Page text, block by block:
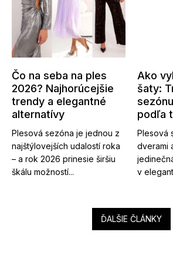
Čo na seba na ples
2026? Najhorúcejšie
trendy a elegantné
alternatívy
Plesová sezóna je jednou z
najštýlovejších udalostí roka
– a rok 2026 prinesie širšiu
škálu možností...
Ako
šaty:
podľa
Plesová
dverami
v
ĎALŠIE ČLÁNKY